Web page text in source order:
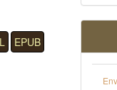
EPUB